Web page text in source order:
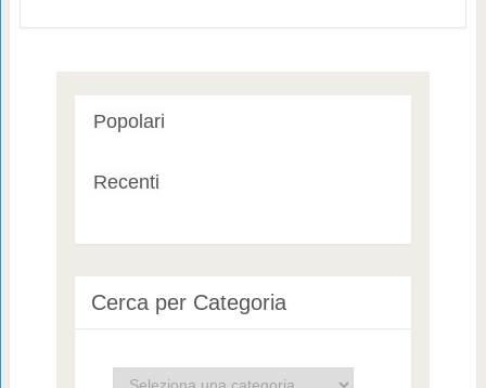
Popolari
Recenti
Cerca per Categoria
Cerca